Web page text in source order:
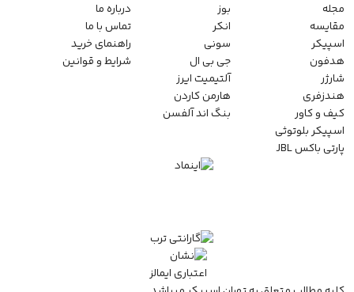
مجله
مقایسه
اسپیکر
هدفون
شارژر
هندزفری
کیف و کاور
اسپیکر بلوتوثی
پارتی باکس JBL
بوز
انکر
سونی
جی بی ال
آلتیمیت ایرز
هارمن کاردن
بنگ اند آلفسن
درباره ما
تماس با ما
راهنمای خرید
شرایط و قوانین